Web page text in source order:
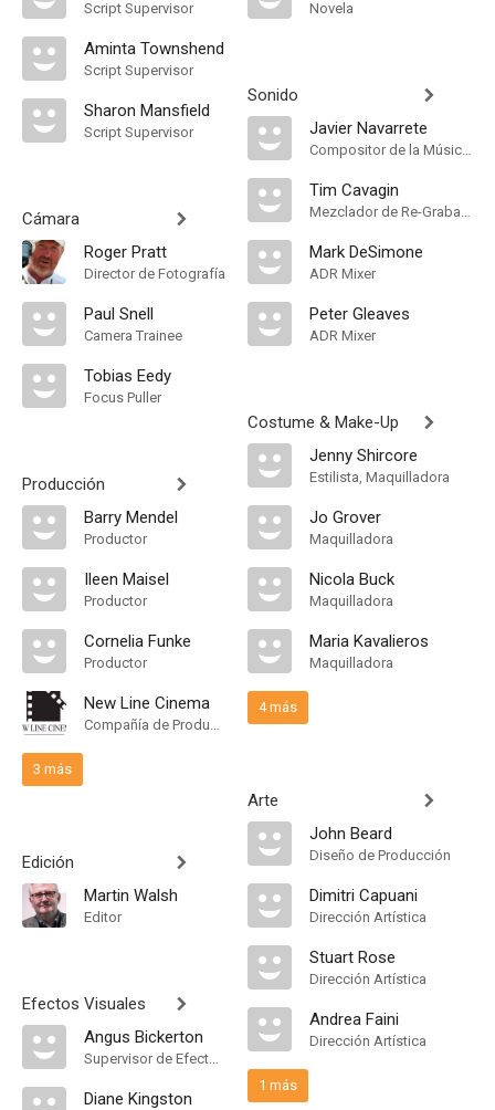
Script Supervisor
Aminta Townshend
Script Supervisor
Sharon Mansfield
Script Supervisor
Cámara
Roger Pratt
Director de Fotografía
Paul Snell
Camera Trainee
Tobias Eedy
Focus Puller
Producción
Barry Mendel
Productor
Ileen Maisel
Productor
Cornelia Funke
Productor
New Line Cinema
Compañía de Produccion
3 más
Edición
Martin Walsh
Editor
Efectos Visuales
Angus Bickerton
Supervisor de Efectos Visuales
Diane Kingston
Novela
Sonido
Javier Navarrete
Compositor de la Música Original
Tim Cavagin
Mezclador de Re-Grabación de Sonido
Mark DeSimone
ADR Mixer
Peter Gleaves
ADR Mixer
Costume & Make-Up
Jenny Shircore
Estilista, Maquilladora
Jo Grover
Maquilladora
Nicola Buck
Maquilladora
Maria Kavalieros
Maquilladora
4 más
Arte
John Beard
Diseño de Producción
Dimitri Capuani
Dirección Artística
Stuart Rose
Dirección Artística
Andrea Faini
Dirección Artística
1 más